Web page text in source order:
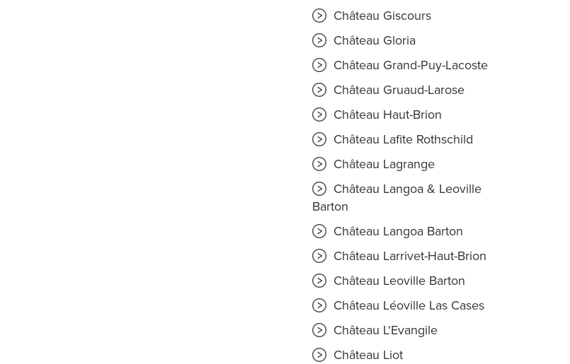
Château Giscours
Château Gloria
Château Grand-Puy-Lacoste
Château Gruaud-Larose
Château Haut-Brion
Château Lafite Rothschild
Château Lagrange
Château Langoa & Leoville
Barton
Château Langoa Barton
Château Larrivet-Haut-Brion
Château Leoville Barton
Château Léoville Las Cases
Château L'Evangile
Château Liot